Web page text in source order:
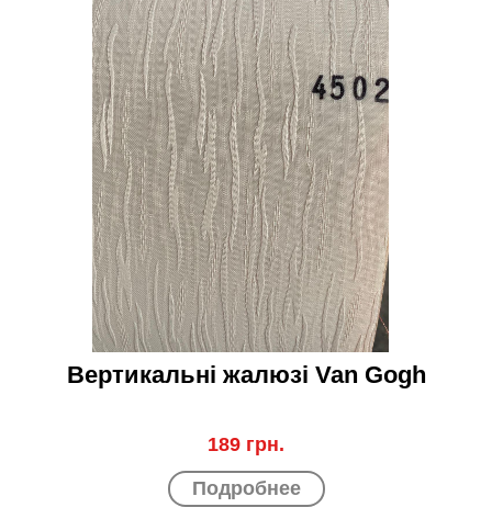
Вертикальні жалюзі Van Gogh
189 грн.
Подробнее